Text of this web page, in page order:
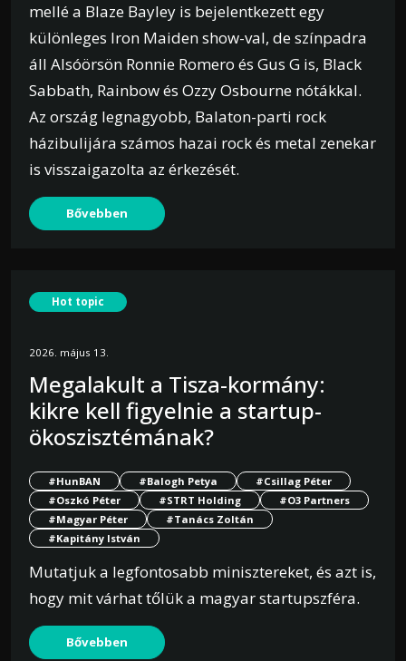
mellé a Blaze Bayley is bejelentkezett egy
különleges Iron Maiden show-val, de színpadra
áll Alsóörsön Ronnie Romero és Gus G is, Black
Sabbath, Rainbow és Ozzy Osbourne nótákkal.
Az ország legnagyobb, Balaton-parti rock
házibulijára számos hazai rock és metal zenekar
is visszaigazolta az érkezését.
Bővebben
Hot topic
2026. május 13.
Megalakult a Tisza-kormány:
kikre kell figyelnie a startup-
ökoszisztémának?
#HunBAN #Balogh Petya
#Csillag Péter
#Oszkó Péter
#STRT Holding
#O3 Partners
#Magyar Péter
#Tanács Zoltán
#Kapitány István
Mutatjuk a legfontosabb minisztereket, és azt is,
hogy mit várhat tőlük a magyar startupszféra.
Bővebben